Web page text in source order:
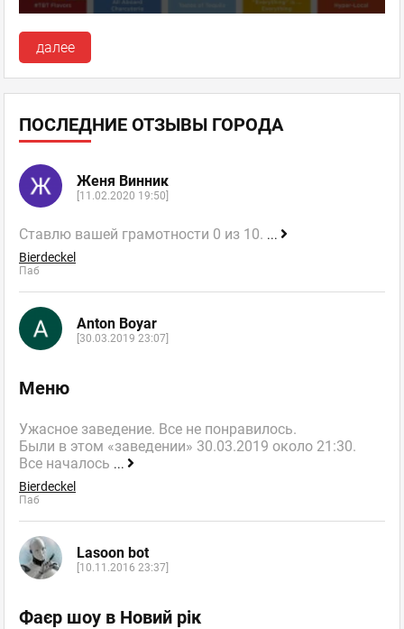
далее
ПОСЛЕДНИЕ ОТЗЫВЫ ГОРОДА
Женя Винник
[11.02.2020 19:50]
Ставлю вашей грамотности 0 из 10. ...
Bierdeckel
Паб
Anton Boyar
[30.03.2019 23:07]
Меню
Ужасное заведение. Все не понравилось.
Были в этом «заведении» 30.03.2019 около 21:30.
Все началось ...
Bierdeckel
Паб
Lasoon bot
[10.11.2016 23:37]
Фаєр шоу в Новий рік